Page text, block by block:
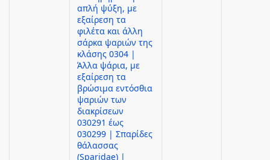
απλή ψύξη, με
εξαίρεση τα
φιλέτα και άλλη
σάρκα ψαριών της
κλάσης 0304 |
Άλλα ψάρια, με
εξαίρεση τα
βρώσιμα εντόσθια
ψαριών των
διακρίσεων
030291 έως
030299 | Σπαρίδες
θάλασσας
(Sparidae) |